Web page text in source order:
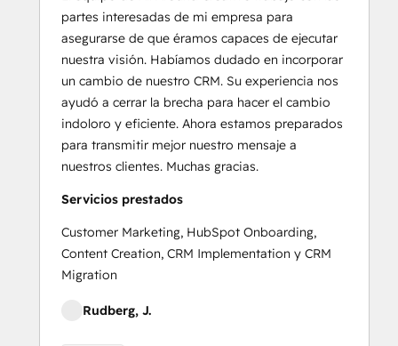
partes interesadas de mi empresa para
asegurarse de que éramos capaces de ejecutar
nuestra visión. Habíamos dudado en incorporar
un cambio de nuestro CRM. Su experiencia nos
ayudó a cerrar la brecha para hacer el cambio
indoloro y eficiente. Ahora estamos preparados
para transmitir mejor nuestro mensaje a
nuestros clientes. Muchas gracias.
Servicios prestados
Customer Marketing, HubSpot Onboarding,
Content Creation, CRM Implementation y CRM
Migration
Rudberg, J.